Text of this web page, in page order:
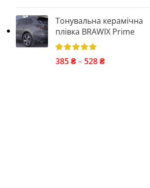
Тонувальна керамічна
плівка BRAWIX Prime
385₴– 528₴